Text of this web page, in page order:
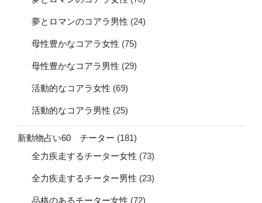
夢とロマンのコアラ男性 (24)
母性豊かなコアラ女性 (75)
母性豊かなコアラ男性 (29)
活動的なコアラ女性 (69)
活動的なコアラ男性 (25)
新動物占い60 チーター (181)
全力疾走するチーター女性 (73)
全力疾走するチーター男性 (23)
品格のあるチーター女性 (72)